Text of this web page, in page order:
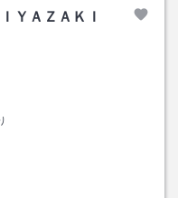
ＹＡＺＡＫＩ